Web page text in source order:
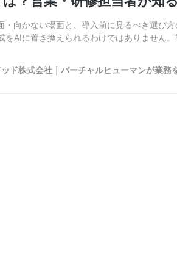
・向かない場面と、導入前に見るべき選び
をAIに置き換えられるわけではありません
ド株式会社｜バーチャルヒューマンが業務